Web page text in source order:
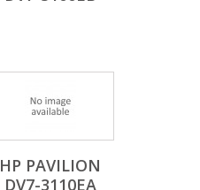
HP PAVILION
DV7-3110EA